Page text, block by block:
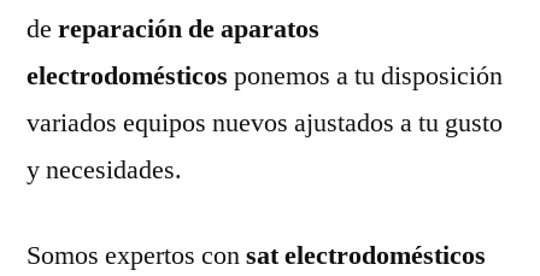
de reparación de aparatos
electrodomésticos ponemos a tu disposición
variados equipos nuevos ajustados a tu gusto
y necesidades.
Somos expertos consat electrodomésticos